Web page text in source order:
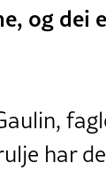
og dei
har